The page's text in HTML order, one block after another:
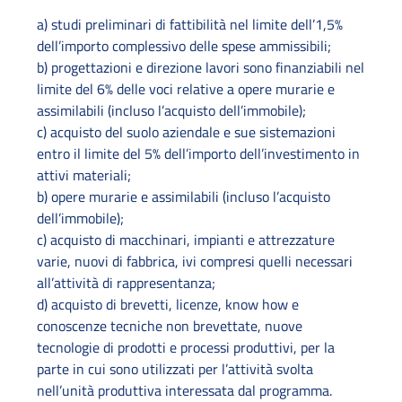
a) studi preliminari di fattibilità nel limite dell’1,5%
dell’importo complessivo delle spese ammissibili;
b) progettazioni e direzione lavori sono finanziabili nel
limite del 6% delle voci relative a opere murarie e
assimilabili (incluso l’acquisto dell’immobile);
c) acquisto del suolo aziendale e sue sistemazioni
entro il limite del 5% dell’importo dell’investimento in
attivi materiali;
b) opere murarie e assimilabili (incluso l’acquisto
dell’immobile);
c) acquisto di macchinari, impianti e attrezzature
varie, nuovi di fabbrica, ivi compresi quelli necessari
all’attività di rappresentanza;
d) acquisto di brevetti, licenze, know how e
conoscenze tecniche non brevettate, nuove
tecnologie di prodotti e processi produttivi, per la
parte in cui sono utilizzati per l’attività svolta
nell’unità produttiva interessata dal programma.